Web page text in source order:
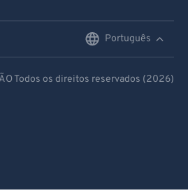
Português
Todos os direitos reservados (2026)